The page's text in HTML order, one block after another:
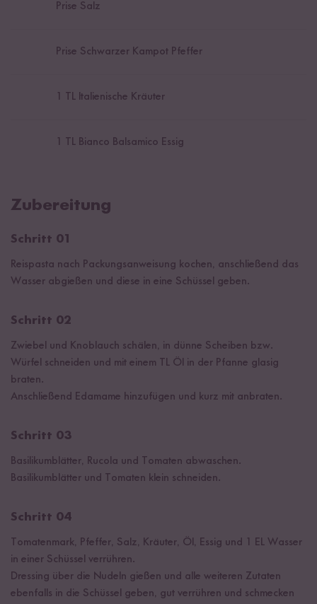
Prise Salz
Prise Schwarzer Kampot Pfeffer
1 TL Italienische Kräuter
1 TL Bianco Balsamico Essig
Zubereitung
Schritt 01
Reispasta nach Packungsanweisung kochen, anschließend das
Wasser abgießen und diese in eine Schüssel geben.
Schritt 02
Zwiebel und Knoblauch schälen, in dünne Scheiben bzw.
Würfel schneiden und mit einem TL Öl in der Pfanne glasig
braten.
Anschließend Edamame hinzufügen und kurz mit anbraten.
Schritt 03
Basilikumblätter, Rucola und Tomaten abwaschen.
Basilikumblätter und Tomaten klein schneiden.
Schritt 04
Tomatenmark, Pfeffer, Salz, Kräuter, Öl, Essig und 1 EL Wasser
in einer Schüssel verrühren.
Dressing über die Nudeln gießen und alle weiteren Zutaten
ebenfalls in die Schüssel geben, gut verrühren und schmecken